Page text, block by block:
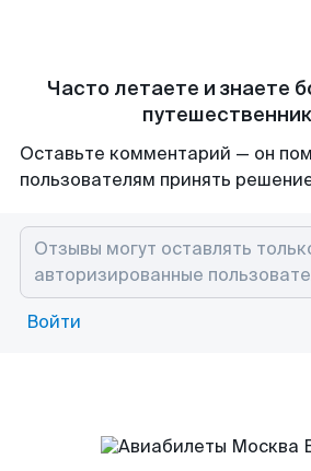
Часто летаете и знаете
Оставьте комментарий — он
пользователям принять
Войти